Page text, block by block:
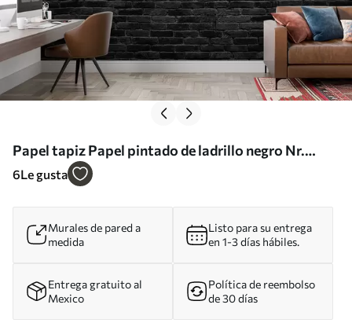
Papel tapiz Papel pintado de ladrillo negro Nr.
u53027
6Le gusta
Murales de pared a
medida
Listo para su entrega
en 1-3 días hábiles.
Entrega gratuito al
Mexico
Política de reembolso
de 30 días